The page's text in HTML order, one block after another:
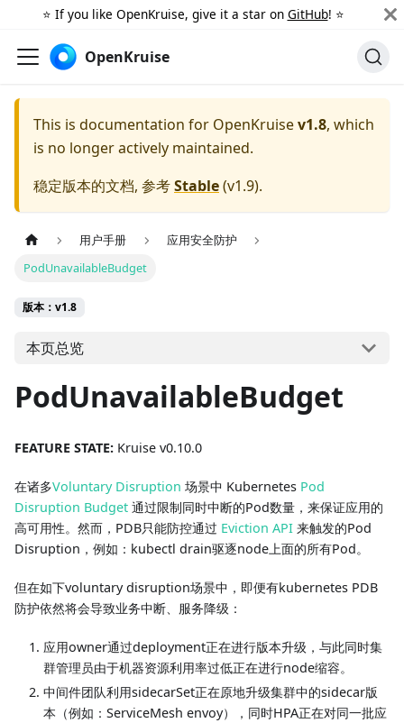
⭐️ If you like OpenKruise, give it a star on GitHub! ⭐️
OpenKruise
This is documentation for OpenKruisev1.8, which
is no longer actively maintained.
稳定版本的文档, 参考Stable(v1.9).
用户手册
应用安全防护
PodUnavailableBudget
版本：v1.8
本页总览
PodUnavailableBudget
FEATURE STATE: Kruise v0.10.0
在诸多Voluntary Disruption 场景中 Kubernetes Pod
Disruption Budget 通过限制同时中断的Pod数量，来保证应用的
高可用性。然而，PDB只能防控通过 Eviction API 来触发的Pod
Disruption，例如：kubectl drain驱逐node上面的所有Pod。
但在如下voluntary disruption场景中，即便有kubernetes PDB
防护依然将会导致业务中断、服务降级：
应用owner通过deployment正在进行版本升级，与此同时集
群管理员由于机器资源利用率过低正在进行node缩容。
中间件团队利用sidecarSet正在原地升级集群中的sidecar版
本（例如：ServiceMesh envoy），同时HPA正在对同一批应